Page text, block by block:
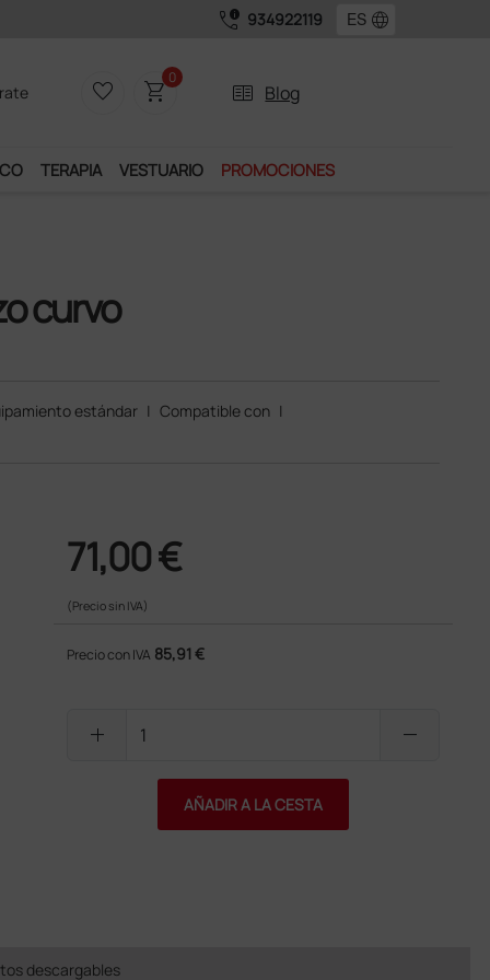
call_quality 934922119 language
favorite_border shopping_cart0
two_pager Blog
TERAPIA VESTUARIO PROMOCIONES
curvo
estándar | Compatible con |
71,00 €
(Precio sin IVA)
Precio con IVA 85,91 €
add remove
AÑADIR A LA CESTA
descargables